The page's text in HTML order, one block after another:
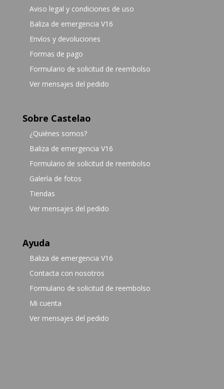
Aviso legal y condiciones de uso
Baliza de emergencia V16
Envíos y devoluciones
Formas de pago
Formulario de solicitud de reembolso
Ver mensajes del pedido
Sobre Castelao
¿Quiénes somos?
Baliza de emergencia V16
Formulario de solicitud de reembolso
Galería de fotos
Tiendas
Ver mensajes del pedido
Ayuda
Baliza de emergencia V16
Contacta con nosotros
Formulario de solicitud de reembolso
Mi cuenta
Ver mensajes del pedido